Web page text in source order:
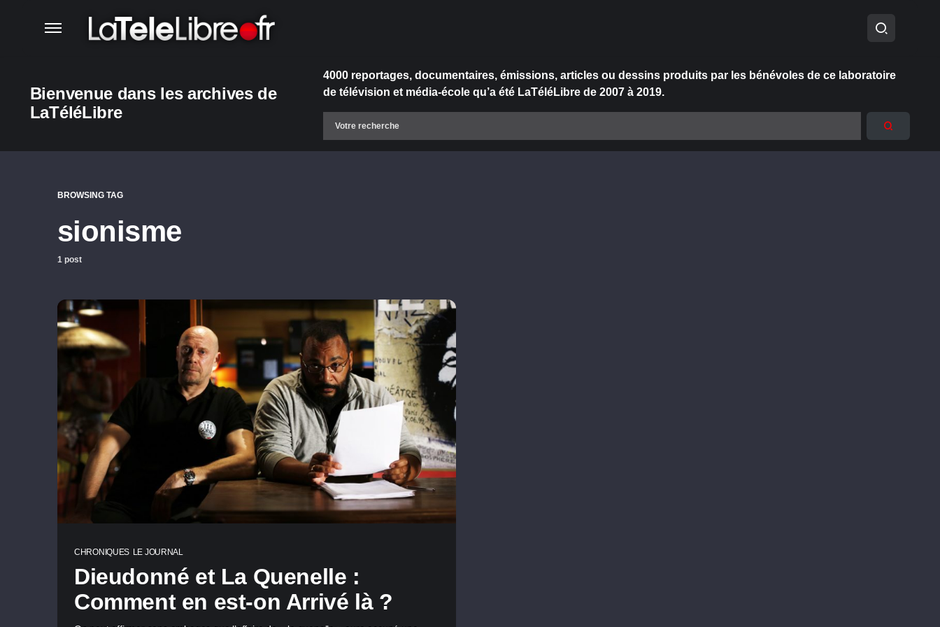
Bienvenue dans les archives de
LaTéléLibre
4000 reportages, documentaires, émissions, articles ou dessins produits par les bénévoles de ce laboratoire
de télévision et média-école qu’a été LaTéléLibre de 2007 à 2019.
BROWSING TAG
sionisme
1 post
CHRONIQUES LE JOURNAL
Dieudonné et La Quenelle :
Comment en est-on Arrivé là ?